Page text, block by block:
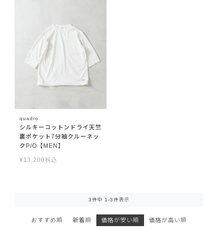
quadro
シルキーコットンドライ天竺
裏ポケット7分袖クルーネッ
クP/O【MEN】
¥13,200 税込
おすすめ順 新着順 価格が安い順 価格が高い順
3件中 1 -3件表示